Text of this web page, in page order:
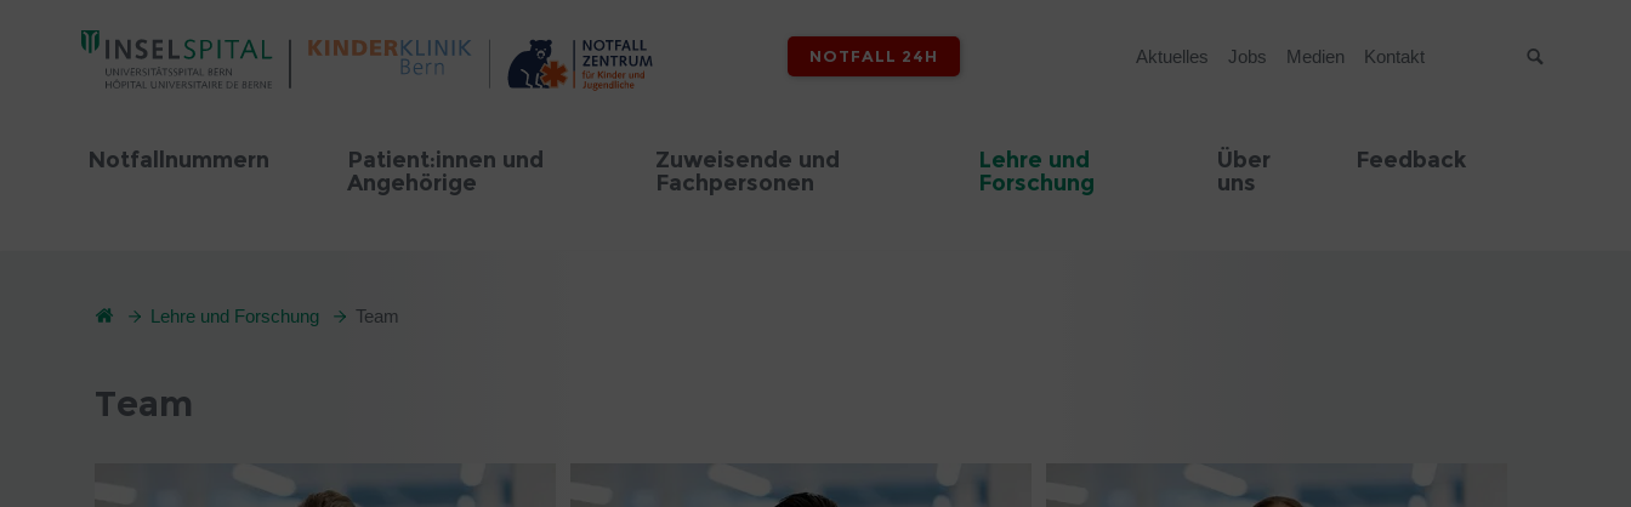
NOTFALL 24H Aktuelles Jobs Medien Kontakt
Notfallnummern
Patient:innen und
Angehörige
Zuweisende und
Fachpersonen
Lehre und
Forschung
Über
uns
Feedback
Lehre und Forschung Team
Team